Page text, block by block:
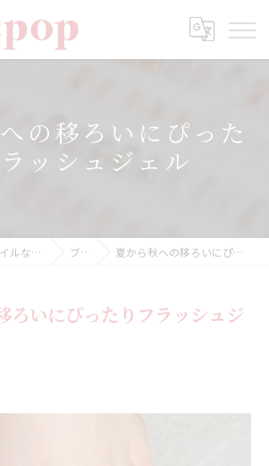
の移ろいにぴった
ッシュジェル
愛知県名古屋のネイルならnailsalon magicpop ブログ 夏から秋への移ろいにぴったりフラッシュジェル
ろいにぴったりフラッシュジ